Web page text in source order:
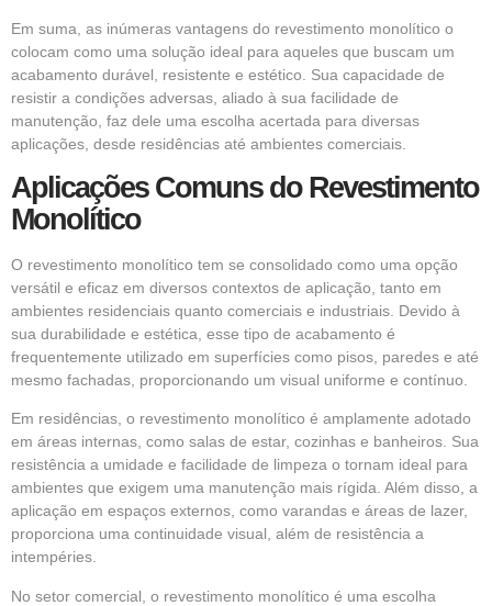
Em suma, as inúmeras vantagens do revestimento monolítico o
colocam como uma solução ideal para aqueles que buscam um
acabamento durável, resistente e estético. Sua capacidade de
resistir a condições adversas, aliado à sua facilidade de
manutenção, faz dele uma escolha acertada para diversas
aplicações, desde residências até ambientes comerciais.
Aplicações Comuns do Revestimento
Monolítico
O revestimento monolítico tem se consolidado como uma opção
versátil e eficaz em diversos contextos de aplicação, tanto em
ambientes residenciais quanto comerciais e industriais. Devido à
sua durabilidade e estética, esse tipo de acabamento é
frequentemente utilizado em superfícies como pisos, paredes e até
mesmo fachadas, proporcionando um visual uniforme e contínuo.
Em residências, o revestimento monolítico é amplamente adotado
em áreas internas, como salas de estar, cozinhas e banheiros. Sua
resistência a umidade e facilidade de limpeza o tornam ideal para
ambientes que exigem uma manutenção mais rígida. Além disso, a
aplicação em espaços externos, como varandas e áreas de lazer,
proporciona uma continuidade visual, além de resistência a
intempéries.
No setor comercial, o revestimento monolítico é uma escolha